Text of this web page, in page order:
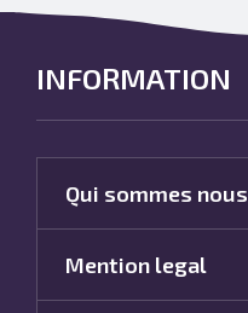
INFORMATION
Qui sommes nous
Mention legal